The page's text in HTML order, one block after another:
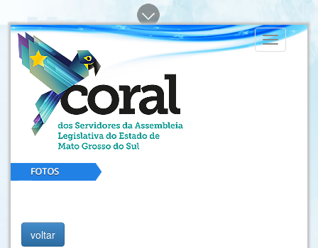
Toggle
navigation
voltar